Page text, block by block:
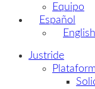
Equipo
Español
English
Justride